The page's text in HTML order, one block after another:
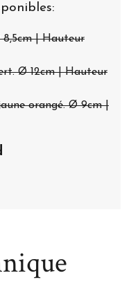
8,5cm | Hauteur
Ø 12cm | Hauteur
orangé. Ø 9cm |